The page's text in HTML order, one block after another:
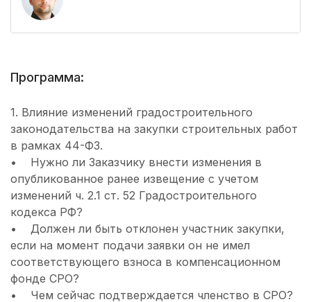
Программа:
1. Влияние изменений градостроительного
законодательства на закупки строительных работ
в рамках 44-ФЗ.
• Нужно ли Заказчику внести изменения в
опубликованное ранее извещение с учетом
изменений ч. 2.1 ст. 52 Градостроительного
кодекса РФ?
• Должен ли быть отклонен участник закупки,
если на момент подачи заявки он не имел
соответствующего взноса в компенсационном
фонде СРО?
• Чем сейчас подтверждается членство в СРО?